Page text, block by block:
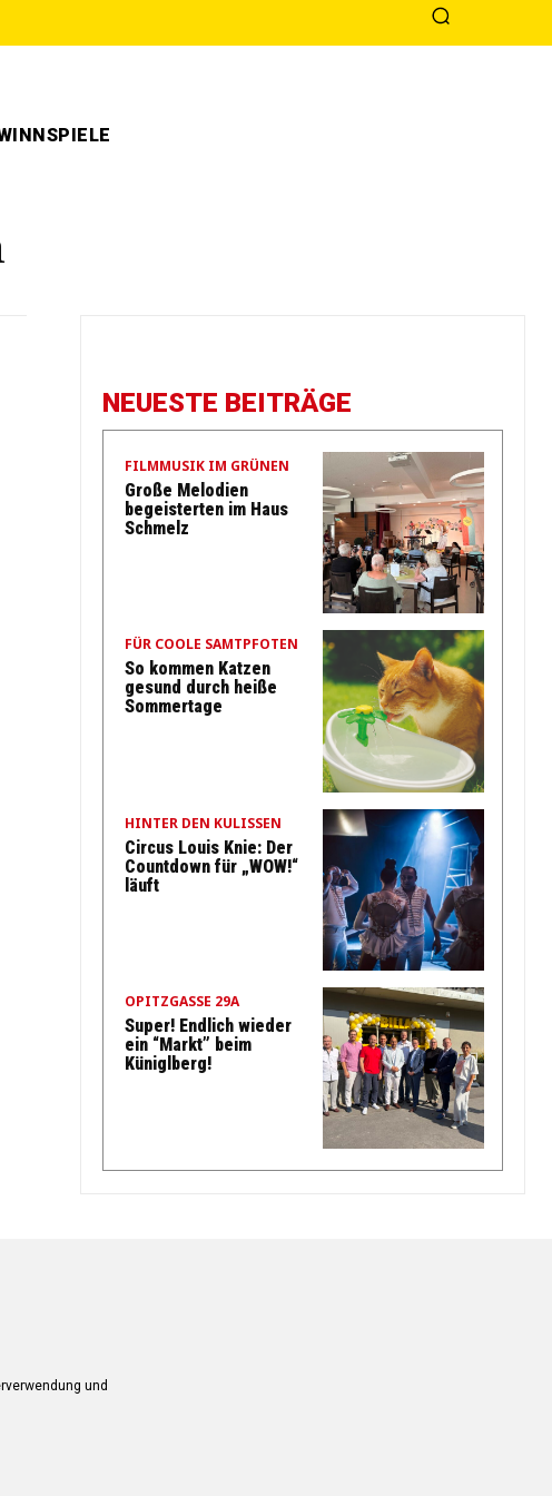
NEUESTE BEITRÄGE
FILMMUSIK IM GRÜNEN
Große Melodien
begeisterten im Haus
Schmelz
FÜR COOLE SAMTPFOTEN
So kommen Katzen
gesund durch heiße
Sommertage
HINTER DEN KULISSEN
Circus Louis Knie: Der
Countdown für „WOW!“
läuft
OPITZGASSE 29A
Super! Endlich wieder
ein “Markt” beim
Küniglberg!
und